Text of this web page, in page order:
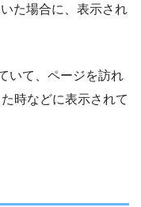
た場合に、表示され
いて、ページを訪れ
時などに表示されて